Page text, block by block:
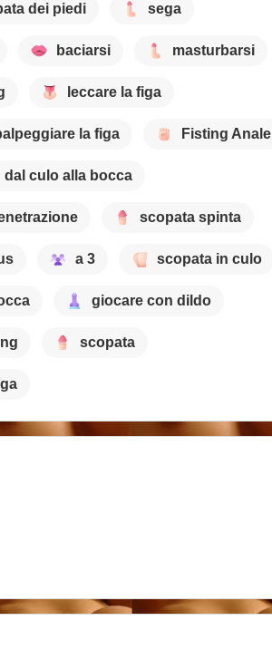
dei piedi sega
baciarsi masturbarsi
leccare la figa
la figa Fisting Anale
dal culo alla bocca
scopata spinta
a 3 scopata in culo
giocare con dildo
scopata